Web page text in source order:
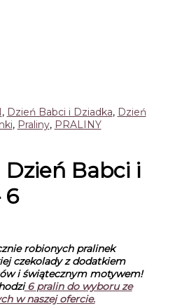
, Dzień Babci i Dziadka, Dzień
, Praliny, PRALINY
Dzień Babci i
6
robionych pralinek
czekoladyz dodatkiem
i świątecznym motywem!
6pralin do wyboru ze
w naszej ofercie.